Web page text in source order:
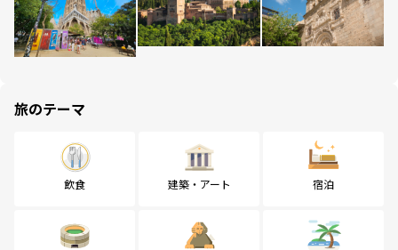
旅のテーマ
飲食 建築・アート 宿泊